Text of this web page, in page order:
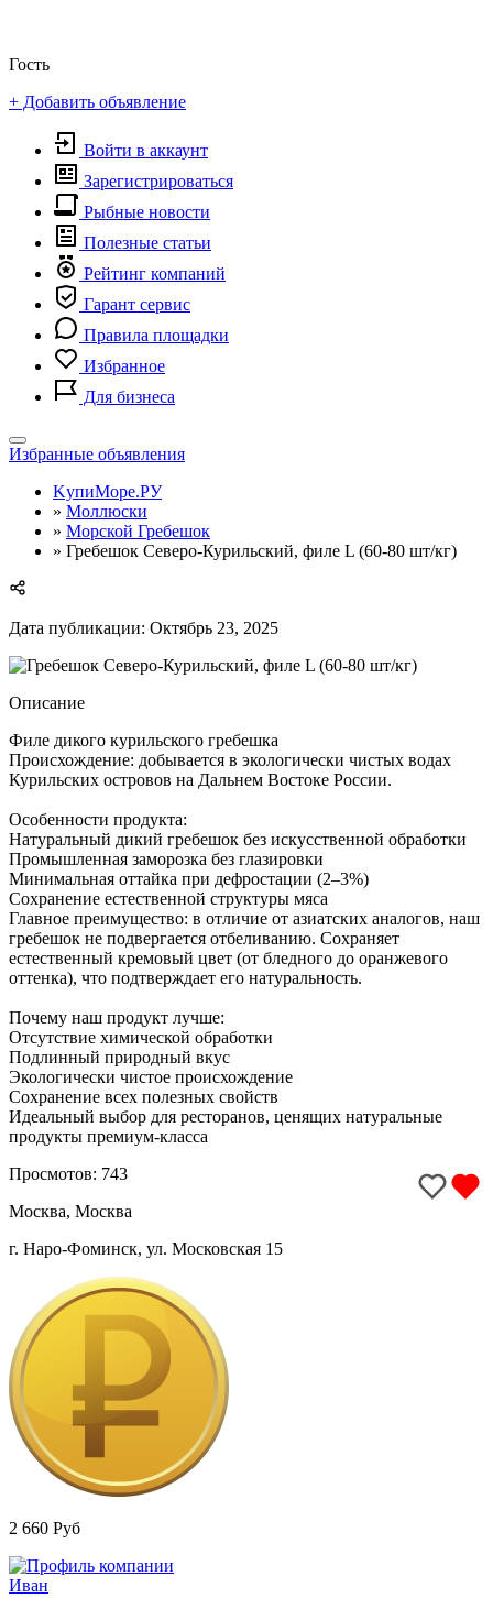
Гость
+ Добавить объявление
Войти в аккаунт
Зарегистрироваться
Рыбные новости
Полезные статьи
Рейтинг компаний
Гарант сервис
Правила площадки
Избранное
Для бизнеса
Toggle
navigation
Избранные объявления
KупиМоре.РУ
» Моллюски
» Морской Гребешок
» Гребешок Северо-Курильский, филе L (60-80 шт/кг)
Дата публикации: Октябрь 23, 2025
Описание
Филе дикого курильского гребешка
Происхождение: добывается в экологически чистых водах
Курильских островов на Дальнем Востоке России.
Особенности продукта:
Натуральный дикий гребешок без искусственной обработки
Промышленная заморозка без глазировки
Минимальная оттайка при дефростации (2–3%)
Сохранение естественной структуры мяса
Главное преимущество: в отличие от азиатских аналогов, наш
гребешок не подвергается отбеливанию. Сохраняет
естественный кремовый цвет (от бледного до оранжевого
оттенка), что подтверждает его натуральность.
Почему наш продукт лучше:
Отсутствие химической обработки
Подлинный природный вкус
Экологически чистое происхождение
Сохранение всех полезных свойств
Идеальный выбор для ресторанов, ценящих натуральные
продукты премиум-класса
Просмотов: 743
Москва, Москва
г. Наро-Фоминск, ул. Московская 15
2 660 Руб
Иван